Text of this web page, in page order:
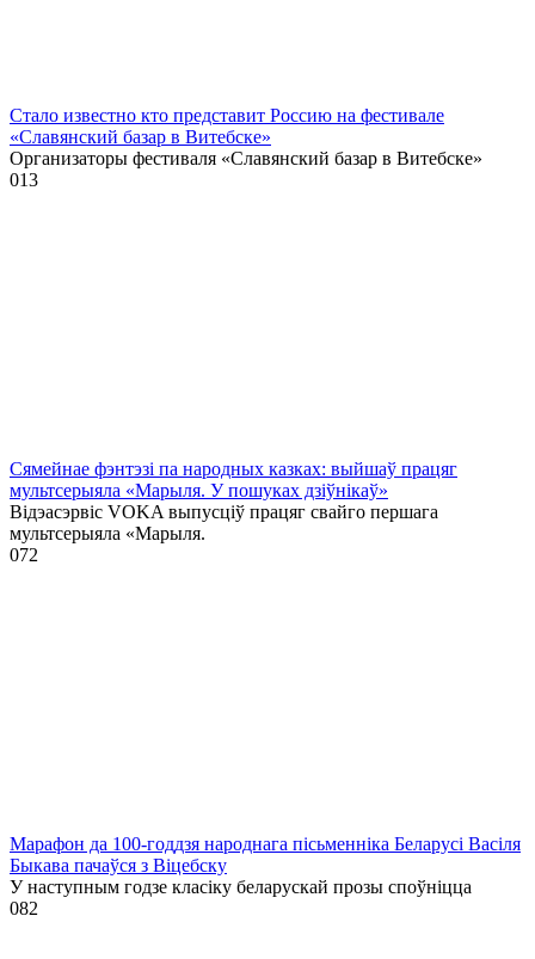
Стало известно кто представит Россию на фестивале
«Славянский базар в Витебске»
Организаторы фестиваля «Славянский базар в Витебске»
013
Сямейнае фэнтэзі па народных казках: выйшаў працяг
мультсерыяла «Марыля. У пошуках дзіўнікаў»
Відэасэрвіс VOKA выпусціў працяг свайго першага
мультсерыяла «Марыля.
072
Марафон да 100-годдзя народнага пісьменніка Беларусі Васіля
Быкава пачаўся з Віцебску
У наступным годзе класіку беларускай прозы споўніцца
082